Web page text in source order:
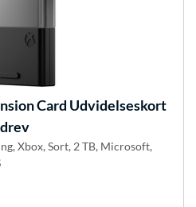
Card Udvidelseskort
Xbox, Sort, 2 TB, Microsoft,